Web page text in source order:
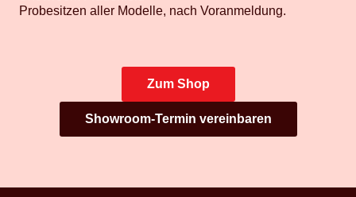
Probesitzen aller Modelle, nach Voranmeldung.
Zum Shop
Showroom-Termin vereinbaren